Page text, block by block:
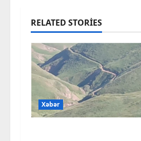
RELATED STORIES
Xəbər